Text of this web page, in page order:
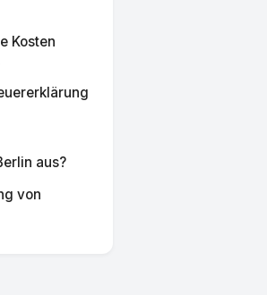
Kosten
aus?
von